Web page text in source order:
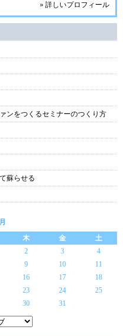
» 詳しいプロフィール
ンをつくるセミナーのつくり方
蘇らせる
木 金
土
2 3
4
9 10
11
16 17
18
23 24
25
30 31